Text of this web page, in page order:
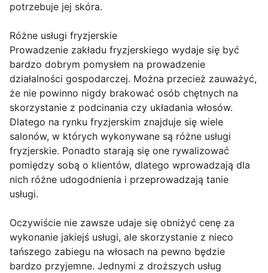
potrzebuje jej skóra.
Różne usługi fryzjerskie
Prowadzenie zakładu fryzjerskiego wydaje się być
bardzo dobrym pomysłem na prowadzenie
działalności gospodarczej. Można przecież zauważyć,
że nie powinno nigdy brakować osób chętnych na
skorzystanie z podcinania czy układania włosów.
Dlatego na rynku fryzjerskim znajduje się wiele
salonów, w których wykonywane są różne usługi
fryzjerskie. Ponadto starają się one rywalizować
pomiędzy sobą o klientów, dlatego wprowadzają dla
nich różne udogodnienia i przeprowadzają tanie
usługi.
Oczywiście nie zawsze udaje się obniżyć cenę za
wykonanie jakiejś usługi, ale skorzystanie z nieco
tańszego zabiegu na włosach na pewno będzie
bardzo przyjemne. Jednymi z droższych usług